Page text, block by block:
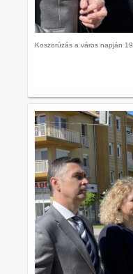
Koszorúzás a város napján 19